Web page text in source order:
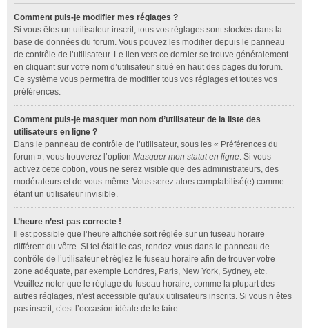
Comment puis-je modifier mes réglages ?
Si vous êtes un utilisateur inscrit, tous vos réglages sont stockés dans la
base de données du forum. Vous pouvez les modifier depuis le panneau
de contrôle de l’utilisateur. Le lien vers ce dernier se trouve généralement
en cliquant sur votre nom d’utilisateur situé en haut des pages du forum.
Ce système vous permettra de modifier tous vos réglages et toutes vos
préférences.
Comment puis-je masquer mon nom d’utilisateur de la liste des
utilisateurs en ligne ?
Dans le panneau de contrôle de l’utilisateur, sous les « Préférences du
forum », vous trouverez l’option Masquer mon statut en ligne. Si vous
activez cette option, vous ne serez visible que des administrateurs, des
modérateurs et de vous-même. Vous serez alors comptabilisé(e) comme
étant un utilisateur invisible.
L’heure n’est pas correcte !
Il est possible que l’heure affichée soit réglée sur un fuseau horaire
différent du vôtre. Si tel était le cas, rendez-vous dans le panneau de
contrôle de l’utilisateur et réglez le fuseau horaire afin de trouver votre
zone adéquate, par exemple Londres, Paris, New York, Sydney, etc.
Veuillez noter que le réglage du fuseau horaire, comme la plupart des
autres réglages, n’est accessible qu’aux utilisateurs inscrits. Si vous n’êtes
pas inscrit, c’est l’occasion idéale de le faire.